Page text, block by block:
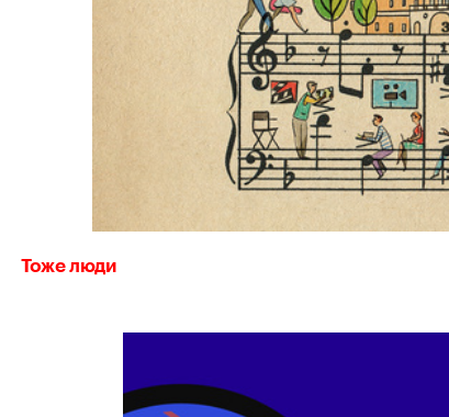
Тоже люди